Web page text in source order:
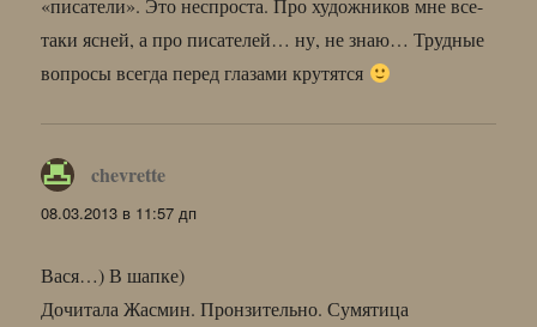
«писатели». Это неспроста. Про художников мне все-
таки ясней, а про писателей… ну, не знаю… Трудные
вопросы всегда перед глазами крутятся
chevrette
08.03.2013 в 11:57 дп
Вася…) В шапке)
Дочитала Жасмин. Пронзительно. Сумятица